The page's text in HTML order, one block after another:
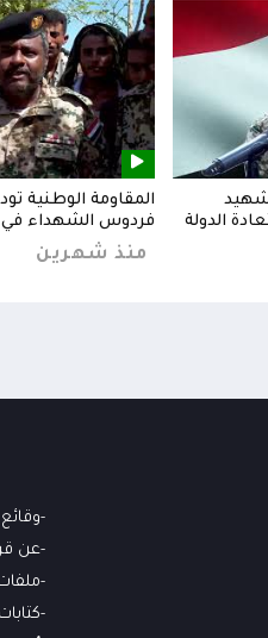
الدولة
المقاومة الوطنية
فردوس الشهداء في
منذ شهرين
وقائع
عن
كتابات